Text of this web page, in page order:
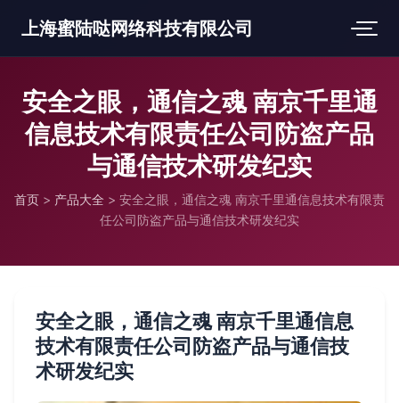
上海蜜陆哒网络科技有限公司
安全之眼，通信之魂 南京千里通
信息技术有限责任公司防盗产品
与通信技术研发纪实
首页 > 产品大全 > 安全之眼，通信之魂 南京千里通信息技术有限责
任公司防盗产品与通信技术研发纪实
安全之眼，通信之魂 南京千里通信息
技术有限责任公司防盗产品与通信技
术研发纪实